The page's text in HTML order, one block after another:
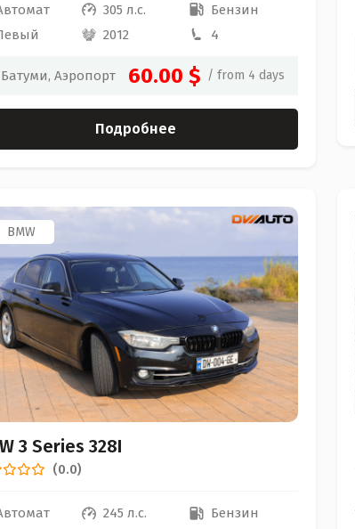
305 л.с.
Бензин
2012 4
Батуми, Аэропорт 60.00 $ / from 4 days
Подробнее
BMW
3 Series 328I
(0.0)
245 л.с.
Бензин